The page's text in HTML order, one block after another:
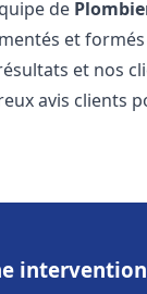
de
et
et nos
avis clients
intervention